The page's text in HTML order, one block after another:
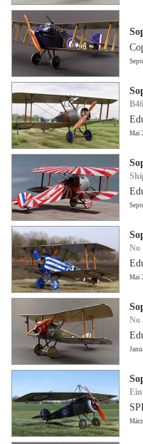
Mai
No
Mai
No